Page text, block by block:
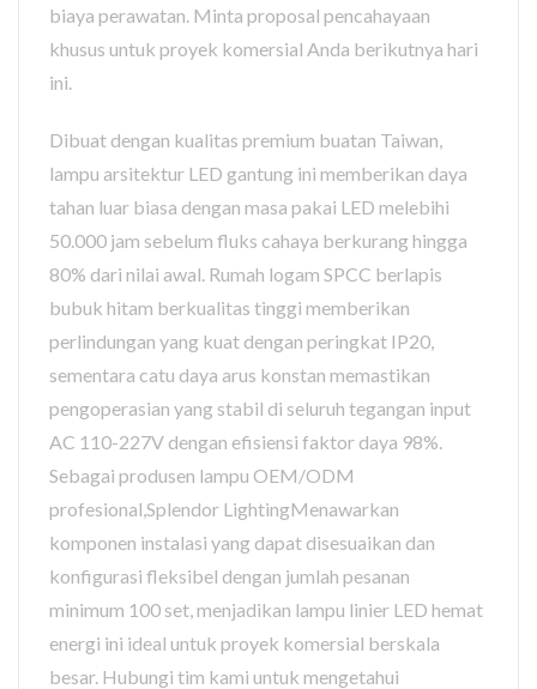
biaya perawatan. Minta proposal pencahayaan
khusus untuk proyek komersial Anda berikutnya hari
ini.
Dibuat dengan kualitas premium buatan Taiwan,
lampu arsitektur LED gantung ini memberikan daya
tahan luar biasa dengan masa pakai LED melebihi
50.000 jam sebelum fluks cahaya berkurang hingga
80% dari nilai awal. Rumah logam SPCC berlapis
bubuk hitam berkualitas tinggi memberikan
perlindungan yang kuat dengan peringkat IP20,
sementara catu daya arus konstan memastikan
pengoperasian yang stabil di seluruh tegangan input
AC 110-227V dengan efisiensi faktor daya 98%.
Sebagai produsen lampu OEM/ODM
profesional,Splendor LightingMenawarkan
komponen instalasi yang dapat disesuaikan dan
konfigurasi fleksibel dengan jumlah pesanan
minimum 100 set, menjadikan lampu linier LED hemat
energi ini ideal untuk proyek komersial berskala
besar. Hubungi tim kami untuk mengetahui